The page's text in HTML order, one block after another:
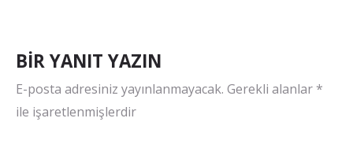
BIR YANIT YAZIN
E-posta adresiniz yayınlanmayacak. Gerekli alanlar *
ile işaretlenmişlerdir